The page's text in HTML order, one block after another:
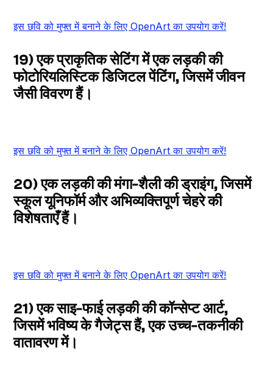
इस छवि को मुफ्त में बनाने के लिए OpenArt का उपयोग करें!
19) एक प्राकृतिक सेटिंग में एक लड़की की
फोटोरियलिस्टिक डिजिटल पेंटिंग, जिसमें जीवन
जैसी विवरण हैं।
इस छवि को मुफ्त में बनाने के लिए OpenArt का उपयोग करें!
20) एक लड़की की मंगा-शैली की ड्राइंग, जिसमें
स्कूल यूनिफॉर्म और अभिव्यक्तिपूर्ण चेहरे की
विशेषताएँ हैं।
इस छवि को मुफ्त में बनाने के लिए OpenArt का उपयोग करें!
21) एक साइ-फाई लड़की की कॉन्सेप्ट आर्ट,
जिसमें भविष्य के गैजेट्स हैं, एक उच्च-तकनीकी
वातावरण में।